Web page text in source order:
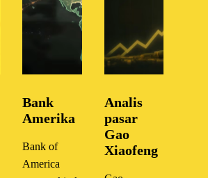
Bank
Amerika
Bank of
America
Analis
pasar
Gao
Xiaofeng